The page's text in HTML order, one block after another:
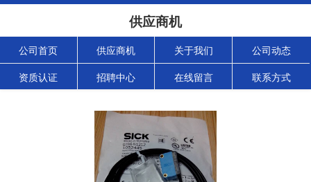
供应商机
公司首页 供应商机 关于我们 公司动态
资质认证 招聘中心 在线留言 联系方式